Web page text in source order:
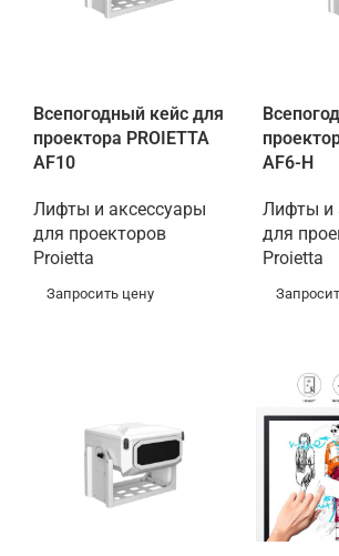
Всепогодный кейс для
проектора PROIETTA
AF10
Лифты и аксессуары
для проекторов
Proietta
Запросить цену
AF6-H
Лифты и
для
Proietta